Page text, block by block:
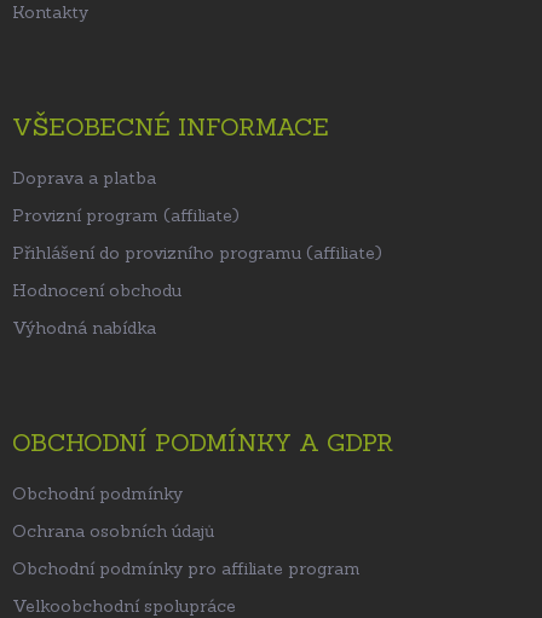
Kontakty
VŠEOBECNÉ INFORMACE
Doprava a platba
Provizní program (affiliate)
Přihlášení do provizního programu (affiliate)
Hodnocení obchodu
Výhodná nabídka
OBCHODNÍ PODMÍNKY A GDPR
Obchodní podmínky
Ochrana osobních údajů
Obchodní podmínky pro affiliate program
Velkoobchodní spolupráce